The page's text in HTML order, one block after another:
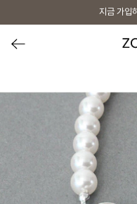
지금 가입